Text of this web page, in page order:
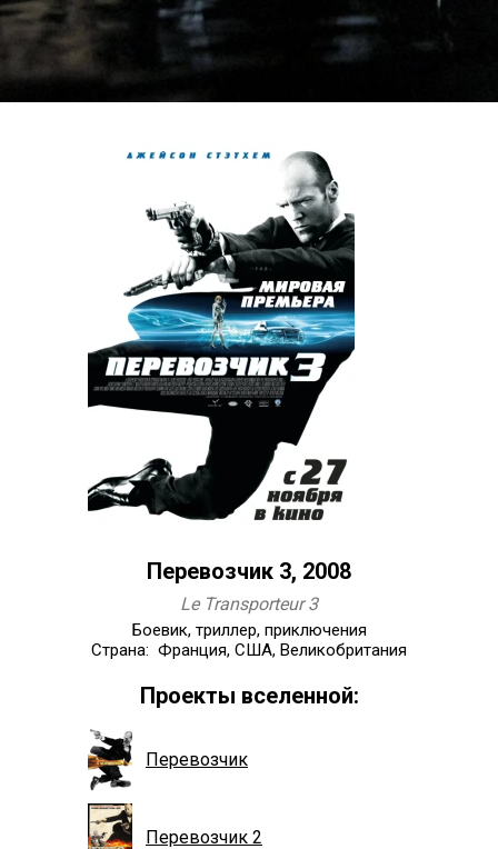
Перевозчик 3, 2008
Le Transporteur 3
Боевик, триллер, приключения
Страна: Франция, США, Великобритания
Проекты вселенной:
Перевозчик
Перевозчик 2